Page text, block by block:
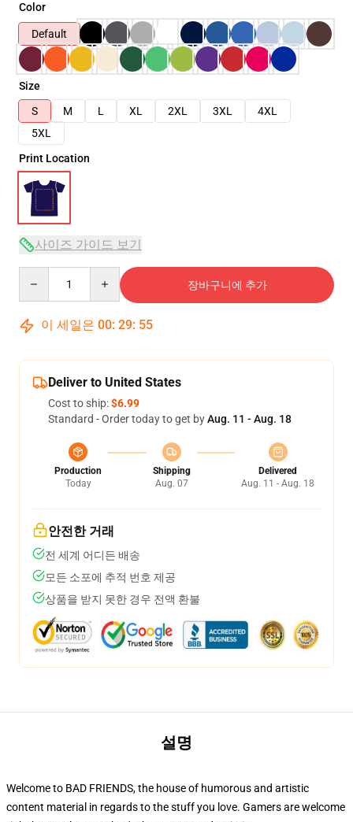
Color
Default
Size
S
M L XL 2XL 3XL
4XL
5XL
Print Location
사이즈 가이드 보기
장바구니에 추가
이 세일은 00: 29: 54
Deliver to United States
Cost to ship:$6.99
Standard - Order today to get byAug. 11 - Aug. 18
Production
Today
Shipping
Aug. 07
Delivered
Aug. 11 - Aug. 18
안전한 거래
전 세계 어디든 배송
모든 소포에 추적 번호 제공
상품을 받지 못한 경우 전액 환불
설명
Welcome to BAD FRIENDS, the house of humorous and artistic
content material in regards to the stuff you love. Gamers are welcome